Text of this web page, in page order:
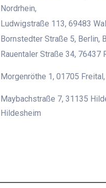
Nordrhein,
Ludwigstraße 113, 69483
Bornstedter Straße 5, Berlin,
Rauentaler Straße 34, 76437
Morgenröthe 1, 01705
Maybachstraße 7, 31135
Hildesheim